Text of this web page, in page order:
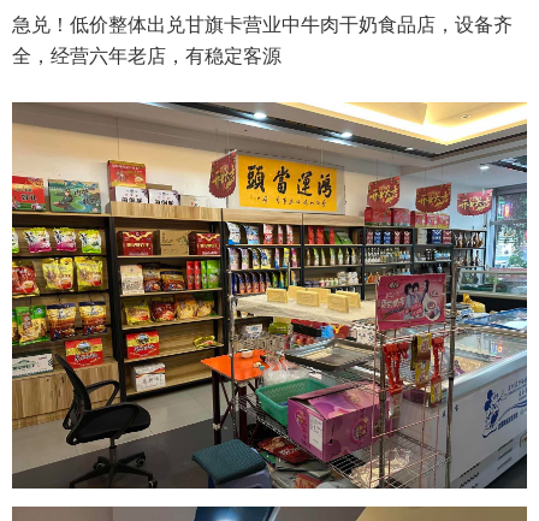
急兑！低价整体出兑甘旗卡营业中牛肉干奶食品店，设备齐
全，经营六年老店，有稳定客源